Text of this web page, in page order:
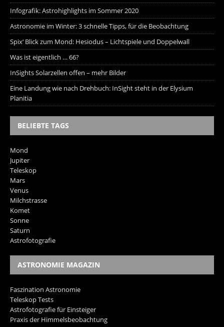
Infografik: Astrohighlights im Sommer 2020
Astronomie im Winter: 3 schnelle Tipps, für die Beobachtung
Spix‘ Blick zum Mond: Hesiodus – Lichtspiele und Doppelwall
Was ist eigentlich … 66?
InSights Solarzellen offen – mehr Bilder
Eine Landung wie nach Drehbuch: InSight steht in der Elysium
Planitia
BELIEBTE TAGS
Mond
Jupiter
Teleskop
Mars
Venus
Milchstrasse
Komet
Sonne
Saturn
Astrofotografie
ASTRONOMIE MAGAZIN
Faszination Astronomie
Teleskop Tests
Astrofotografie für Einsteiger
Praxis der Himmelsbeobachtung